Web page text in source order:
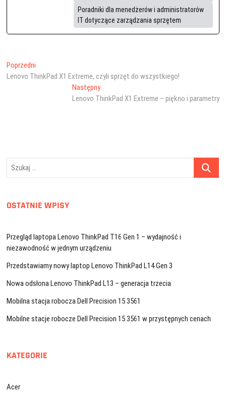
Poradniki dla menedżerów i administratorów
IT dotyczące zarządzania sprzętem
Nawigacja
wpisu
Poprzedni
wpis:
Lenovo ThinkPad X1 Extreme, czyli sprzęt do wszystkiego!
NastępnyNastępny
wpis:
Lenovo ThinkPad X1 Extreme – piękno i parametry
Szukaj
OSTATNIE WPISY
Przegląd laptopa Lenovo ThinkPad T16 Gen 1 – wydajność i
niezawodność w jednym urządzeniu
Przedstawiamy nowy laptop Lenovo ThinkPad L14 Gen 3
Nowa odsłona Lenovo ThinkPad L13 – generacja trzecia
Mobilna stacja robocza Dell Precision 15 3561
Mobilne stacje robocze Dell Precision 15 3561 w przystępnych cenach
KATEGORIE
Acer